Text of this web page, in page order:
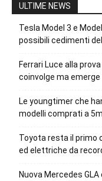
ULTIME NEWS
Tesla Model 3 e
possibili cedimenti
Ferrari Luce alla
coinvolge ma
Le youngtimer che
modelli comprati a
Toyota resta il primo
ed elettriche da
Nuova Mercedes